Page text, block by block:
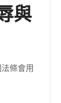
與
條會用